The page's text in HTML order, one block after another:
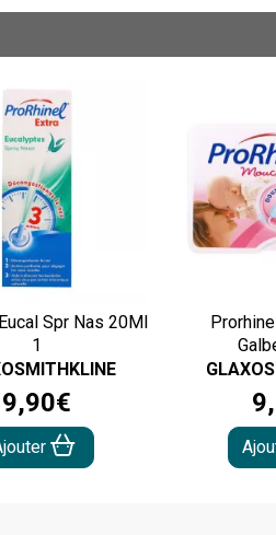
Spr Nas 20Ml
1
9,90€ 9,